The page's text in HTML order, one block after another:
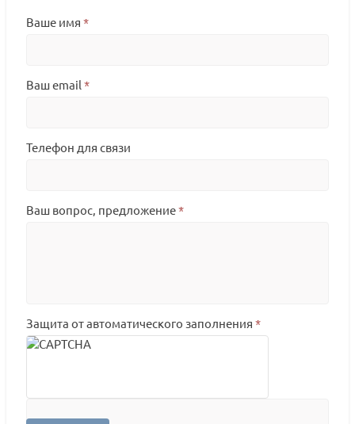
Ваше имя *
Ваш email *
Телефон для связи
Ваш вопрос, предложение*
Защита от автоматического заполнения *